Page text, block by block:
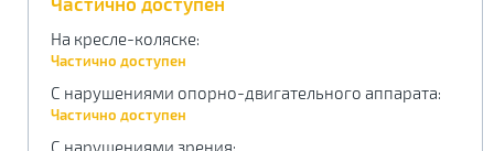
На кресле-коляске:
Частично доступен
С нарушениями опорно-двигательного аппарата:
Частично доступен
С нарушениями зрения